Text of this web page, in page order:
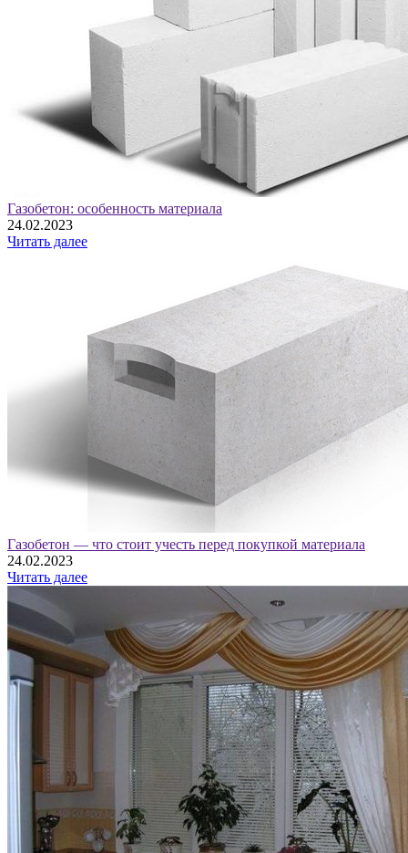
Газобетон: особенность материала
24.02.2023
Читать далее
Газобетон — что стоит учесть перед покупкой материала
24.02.2023
Читать далее